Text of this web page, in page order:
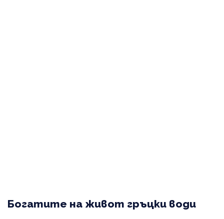
Богатите на живот гръцки води